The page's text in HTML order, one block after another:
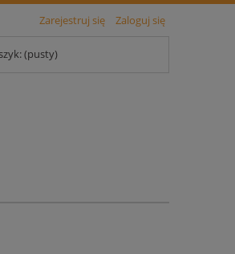
Zarejestruj się Zaloguj się
(pusty)